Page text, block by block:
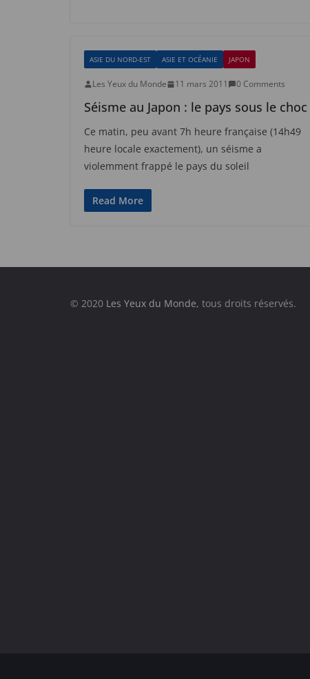
ASIE DU NORD-EST ASIE ET OCÉANIE JAPON
Les Yeux du Monde 11 mars 2011 0 Comments
Séisme au Japon : le pays sous le choc
Ce matin, peu avant 7h heure française (14h49
heure locale exactement), un séisme a
violemment frappé le pays du soleil
Read More
© 2020 Les Yeux du Monde, tous droits réservés.